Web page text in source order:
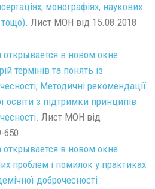
монографіях, наукових
тощо). Лист МОН від 15.08.2018
термінів та понять із
Методичні рекомендації
освіти з підтримки принципів
Лист МОН від
проблем і помилок у практиках
доброчесності :